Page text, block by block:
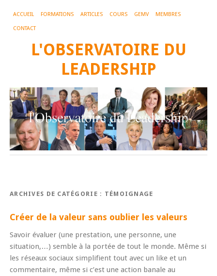
ACCUEIL FORMATIONS ARTICLES COURS GEMV MEMBRES
CONTACT
L'OBSERVATOIRE DU
LEADERSHIP
ARCHIVES DE CATÉGORIE : TÉMOIGNAGE
Créer de la valeur sans oublier les valeurs
Savoir évaluer (une prestation, une personne, une
situation,…) semble à la portée de tout le monde. Même si
les réseaux sociaux simplifient tout avec un like et un
commentaire, même si c’est une action banale au